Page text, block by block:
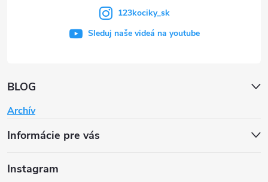
BLOG
Archív
Informácie pre vás
123kociky_sk
Sleduj naše videá na youtube
Instagram